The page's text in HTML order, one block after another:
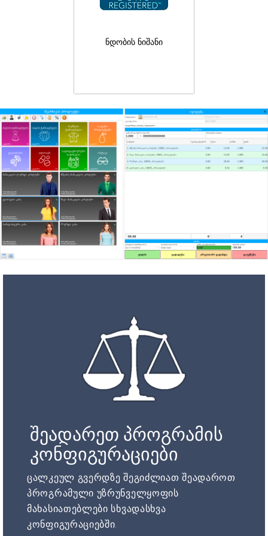
ნდობის ნიშანი
შეადარეთ პროგრამის
კონფიგურაციები
ცალკეულ გვერდზე შეგიძლიათ შეადაროთ
პროგრამული უზრუნველყოფის
მახასიათებლები სხვადასხვა
კონფიგურაციებში.